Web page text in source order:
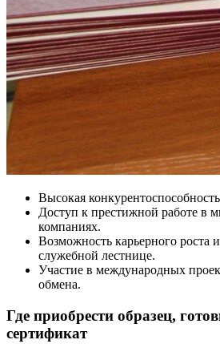
Высокая
Доступ к престижной работе в
компаниях.
Возможность карьерного роста
служебной лестнице.
Участие в международных
обмена.
Где приобрести образец,
сертификат